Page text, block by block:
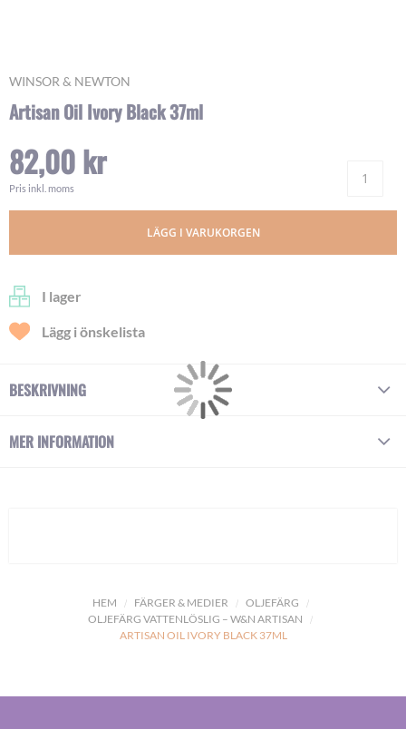
HEM FÄRGER & MEDIER
OLJEFÄRG
OLJEFÄRG VATTENLÖSLIG – W&N ARTISAN
ARTISAN OIL IVORY BLACK 37ML
WINSOR & NEWTON
Artisan Oil Ivory Black 37ml
82,00 kr
Pris inkl. moms
LÄGG I VARUKORGEN
I lager
Lägg i önskelista
Skip
the
of
the
images
BESKRIVNING
MER INFORMATION